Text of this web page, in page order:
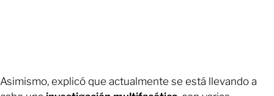
Asimismo, explicó que actualmente se está llevando a